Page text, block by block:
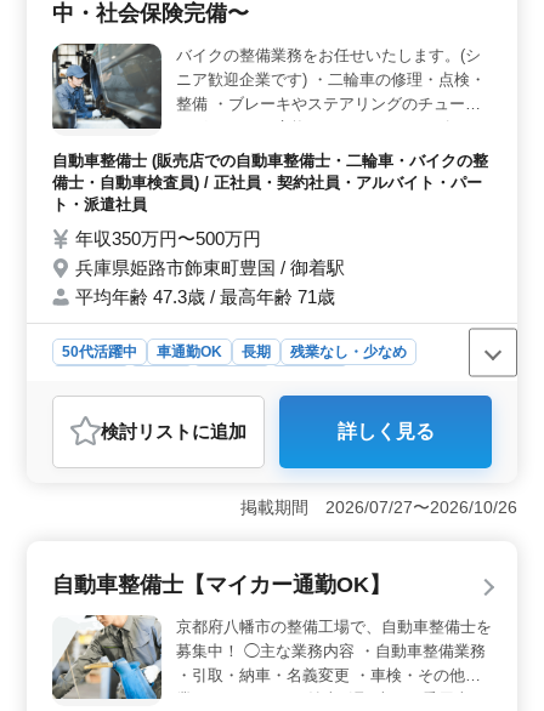
中・社会保険完備〜
バイクの整備業務をお任せいたします。(シ
ニア歓迎企業です) ・二輪車の修理・点検・
整備 ・ブレーキやステアリングのチューニ
☆バイク整備が好きな方 ☆バイクが好きな
方 ☆様々なバイクに携わりたい方 ☆是非ご
自動車整備士 (販売店での自動車整備士・二輪車・バイクの整
備士・自動車検査員) / 正社員・契約社員・アルバイト・パー
ト・派遣社員
年収350万円〜500万円
兵庫県姫路市飾東町豊国 / 御着駅
平均年齢 47.3歳 / 最高年齢 71歳
50代活躍中 車通勤OK 長期
残業なし・少なめ
自動車整備士
おすすめポイント
＜中高年の経験を活かすバイク整備の専門家＞ 兵庫県
姫路市に拠点を置く二輪車販売店での整備士募集してい
ます。50代以上の経験豊富な方々が活躍しており、バイ
アップしたい方に最適な環境です。 ＜安定した給与
と福利厚生＞ 年収は350万円から500万円となってお
り、通勤手当は全額支給。また、賞与も年2回支給され、
安定した収入を確保できます。雇用・労災・健康・厚生
などの福利厚生も整っており、長期間働ける環境が整っ
ています。 ＜多様な業務と柔軟な働き方＞ 二輪車
検討リスト に追加 詳しく見る
掲載期間 2026/07/27〜2026/10/26
自動車整備士【マイカー通勤OK】
京都府八幡市の整備工場で、自動車整備士を
募集中！ ◯主な業務内容 ・自動車整備業務
・引取・納車・名義変更 ・車検・その他作
業 ・キャリアカー納車引取 車種は乗用車・